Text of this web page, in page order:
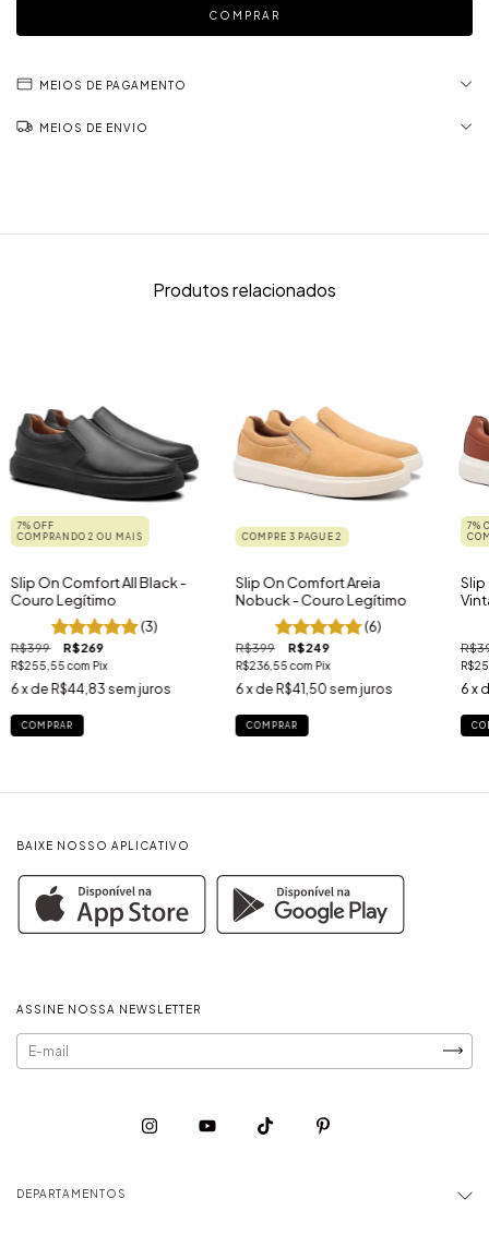
MEIOS DE PAGAMENTO
MEIOS DE ENVIO
Produtos relacionados
7% OFF
COMPRANDO 2 OU MAIS
Slip On Comfort All Black -
Couro Legítimo
(3)
R$399 R$269
R$255,55com Pix
6x de R$44,83 sem juros
COMPRAR
COMPRE 3 PAGUE 2
Slip On Comfort Areia
Nobuck - Couro Legítimo
(6)
R$399 R$249
R$236,55com Pix
6x de R$41,50 sem juros
COMPRAR
7%
Slip
6 x
BAIXE NOSSO APLICATIVO
ASSINE NOSSA NEWSLETTER
DEPARTAMENTOS